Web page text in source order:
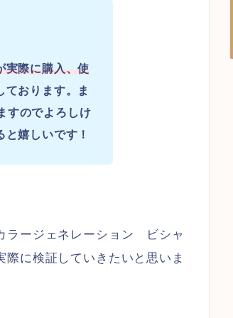
実際に購入、使
ております。ま
すのでよろしけ
嬉しいです！
ラージェネレーション ビシャ
に検証していきたいと思いま